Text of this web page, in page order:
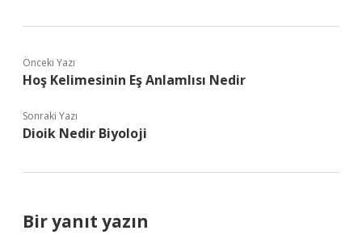
Önceki Yazı
Hoş Kelimesinin Eş Anlamlısı Nedir
Sonraki Yazı
Dioik Nedir Biyoloji
Bir yanıt yazın